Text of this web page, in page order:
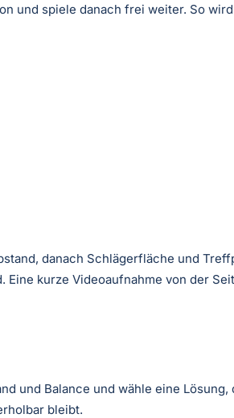
und spiele danach frei weiter. So
danach Schlägerfläche und
kurze Videoaufnahme von der
und Balance und wähle eine
bleibt.